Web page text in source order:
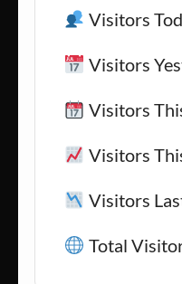
Visitors
Visitors
Visitors
Visitors
Visitors
Total